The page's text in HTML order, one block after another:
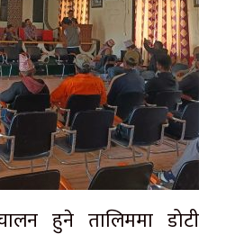
हुने तालिममा डोटी